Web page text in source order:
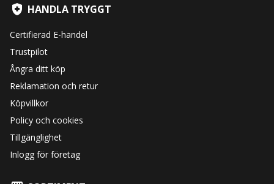
HANDLA TRYGGT
Certifierad E-handel
Trustpilot
Ångra ditt köp
Reklamation och retur
Köpvillkor
Policy och cookies
Tillgänglighet
Inlogg för företag